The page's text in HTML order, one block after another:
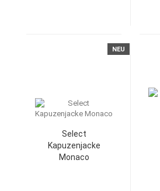
NEU
Select
Kapuzenjacke
Monaco